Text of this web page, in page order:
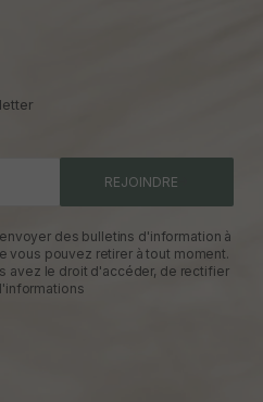
REJOINDRE
des bulletins d'information à
vous pouvez retirer à tout moment.
avez le droit d'accéder, de rectifier